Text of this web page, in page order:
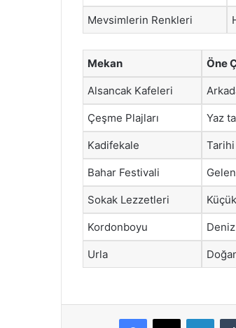
Mevsimlerin Renkleri
Mekan Öne
Alsancak Kafeleri
Çeşme Plajları Yaz
Kadifekale
Bahar Festivali
Sokak Lezzetleri
Kordonboyu
Urla
Facebook
X